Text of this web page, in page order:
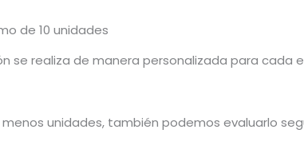
de 10 unidades
se realiza de manera personalizada para
unidades, también podemos evaluarlo